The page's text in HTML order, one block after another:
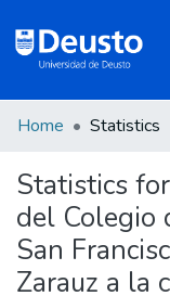
All of DSpace
Home Statistics
Statistics
del Colegio
San
Zarauz a la